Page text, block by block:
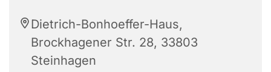
Dietrich-Bonhoeffer-Haus,
Brockhagener Str. 28, 33803
Steinhagen